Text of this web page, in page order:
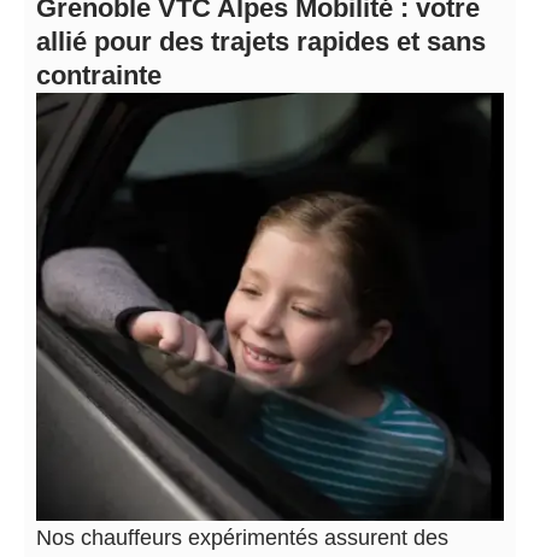
Grenoble VTC Alpes Mobilité : votre
allié pour des trajets rapides et sans
contrainte
Nos chauffeurs expérimentés assurent des